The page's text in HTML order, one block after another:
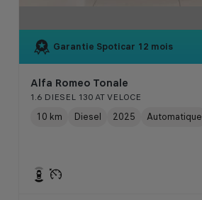
Garantie Spoticar 12 mois
Alfa Romeo Tonale
1.6 DIESEL 130 AT VELOCE
10 km Diesel 2025 Automatique